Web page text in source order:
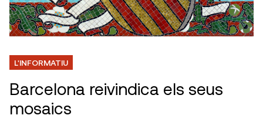
L'INFORMATIU
Barcelona reivindica els seus
mosaics